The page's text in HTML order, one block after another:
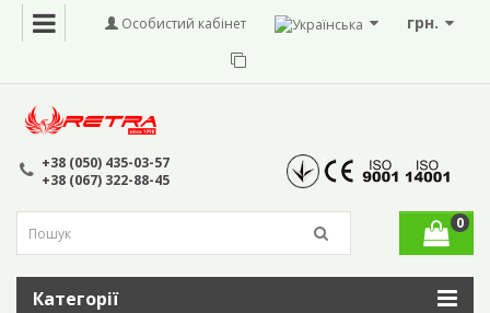
грн.
Особистий кабінет
+38 (050) 435-03-57
+38 (067) 322-88-45
0
Категорії